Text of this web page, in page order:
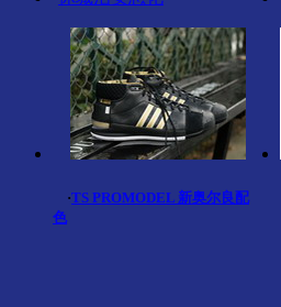
·TS PROMODEL 新奥尔良配
色